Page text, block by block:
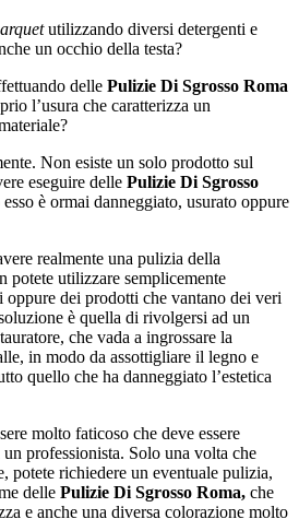
utilizzando diversi detergenti e
un occhio della testa?
delle Pulizie Di Sgrosso Roma
l’usura che caratterizza un
Non esiste un solo prodotto sul
eseguire delle Pulizie Di Sgrosso
è ormai danneggiato, usurato oppure
realmente una pulizia della
potete utilizzare semplicemente
oppure dei prodotti che vantano dei veri
è quella di rivolgersi ad un
che vada a ingrossare la
in modo da assottigliare il legno e
quello che ha danneggiato l’estetica
molto faticoso che deve essere
professionista. Solo una volta che
potete richiedere un eventuale pulizia,
delle Pulizie Di Sgrosso Roma, che
e anche una diversa colorazione molto